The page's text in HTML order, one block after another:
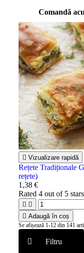
Comandă
 Vizualizare rapidă
Rețete Tradiționale
rețete)
1,38 €
Rated4 out of 5
 
 Adaugă în coș
Filtru
Se afișează 1-12 din 141